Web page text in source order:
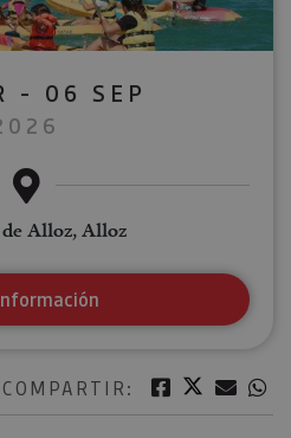
COMPARTIR: Facebook
Twitter
- 06 SEP
de Alloz, Alloz